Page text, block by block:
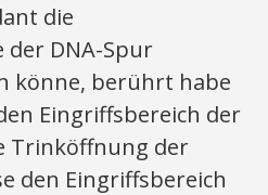
die
DNA-Spur
könne, berührt habe
Eingriffsbereich der
Trinköffnung der
den Eingriffsbereich